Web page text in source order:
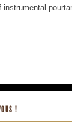
instrumental
!